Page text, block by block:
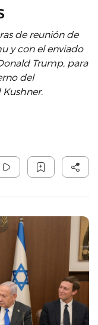
de reunión de
y con el enviado
Trump, para
del